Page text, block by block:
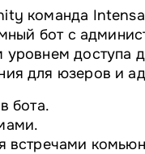
команда
бот с
доступа
для юзеров и
бота.
встречами